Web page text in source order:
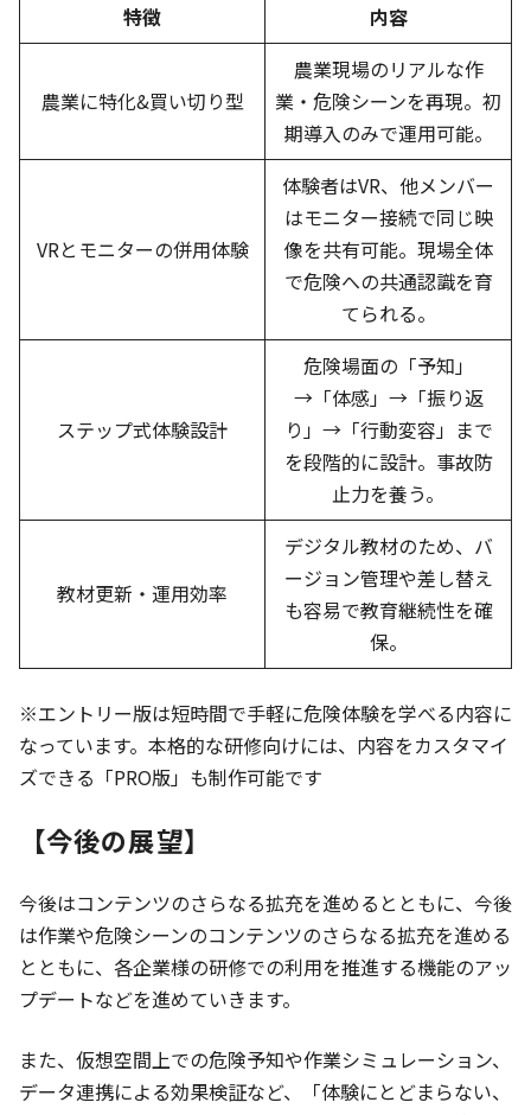
特徴 内容
農業に特化&買い切り型
農業現場のリアルな作
業・危険シーンを再現。初
期導入のみで運用可能。
VRとモニターの併用体験
体験者はVR、他メンバー
はモニター接続で同じ映
像を共有可能。現場全体
で危険への共通認識を育
てられる。
ステップ式体験設計
危険場面の「予知」
→「体感」→「振り返
り」→「行動変容」まで
を段階的に設計。事故防
止力を養う。
教材更新・運用効率
デジタル教材のため、バ
ージョン管理や差し替え
も容易で教育継続性を確
保。
※エントリー版は短時間で手軽に危険体験を学べる内容に
なっています。本格的な研修向けには、内容をカスタマイ
ズできる「PRO版」も制作可能です
【今後の展望】
今後はコンテンツのさらなる拡充を進めるとともに、今後
は作業や危険シーンのコンテンツのさらなる拡充を進める
とともに、各企業様の研修での利用を推進する機能のアッ
プデートなどを進めていきます。
また、仮想空間上での危険予知や作業シミュレーション、
データ連携による効果検証など、「体験にとどまらない、